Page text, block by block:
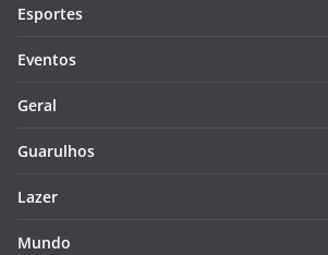
Esportes
Eventos
Geral
Guarulhos
Lazer
Mundo